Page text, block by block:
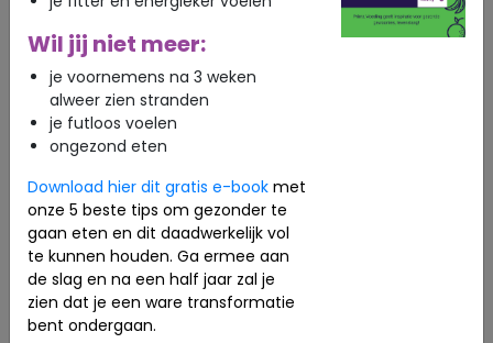
Het goede nieuws is dat bewustwording vaak
de eerste stap is naar verandering.
Regelmatig eten, voldoende slaap, beweging en
ontspanningsmomenten kunnen helpen om de
invloed van stress op het eetgedrag te
verminderen. Ook kan het helpen om vooraf
zodat je minder afhankelijk bent van impulsieve
keuzes.
Kortom, veranderingen in eetgedrag tijdens
stress zijn geen kwestie van een gebrek aan
wilskracht. Ze zijn vaak het gevolg van
biologische processen die invloed hebben op
Wil jij niet meer:
je voornemens na 3 weken
alweer zien stranden
je futloos voelen
ongezond eten
Download hier dit gratis e-book met
onze 5 beste tips om gezonder te
gaan eten en dit daadwerkelijk vol
te kunnen houden. Ga ermee aan
de slag en na een half jaar zal je
zien dat je een ware transformatie
bent ondergaan.